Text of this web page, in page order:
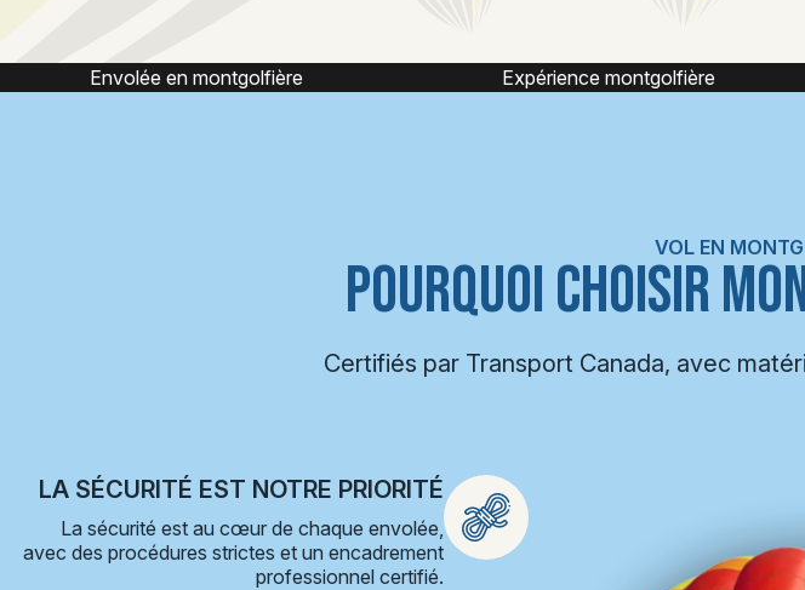
Expérience montgolfière Montgolfière
VOL EN
POURQUOI CHOISIR
Certifiés par Transport Canada, avec
LA SÉCURITÉ EST NOTRE PRIORITÉ
La sécurité est au cœur de chaque envolée,
avec des procédures strictes et un encadrement
professionnel certifié.